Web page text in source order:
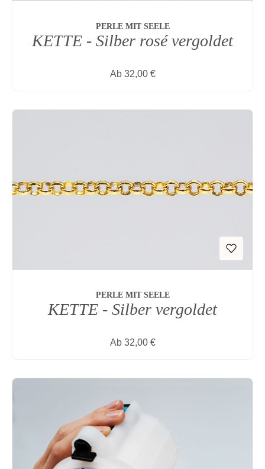
PERLE MIT SEELE
KETTE - Silber rosé vergoldet
Regulärer Preis:
Ab 32,00 €
PERLE MIT SEELE
KETTE - Silber vergoldet
Regulärer Preis:
Ab 32,00 €